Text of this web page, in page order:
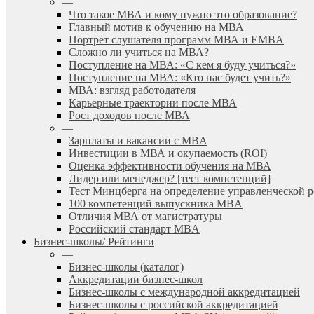
Что такое МВА и кому нужно это образование?
Главный мотив к обучению на МВА
Портрет слушателя программ МВА и EMBA
Сложно ли учиться на МВА?
Поступление на МВА: «С кем я буду учиться?»
Поступление на МВА: «Кто нас будет учить?»
МВА: взгляд работодателя
Карьерные траектории после МВА
Рост доходов после МВА
—
Зарплаты и вакансии с MBA
Инвестиции в МВА и окупаемость (ROI)
Оценка эффективности обучения на МВА
Лидер или менеджер? [тест компетенций]
Тест Минцберга на определение управленческой
100 компетенций выпускника MBA
Отличия МВА от магистратуры
Российский стандарт MBA
Бизнес-школы/ Рейтинги
—
Бизнес-школы (каталог)
Аккредитации бизнес-школ
Бизнес-школы с международной аккредитацией
Бизнес-школы с российской аккредитацией